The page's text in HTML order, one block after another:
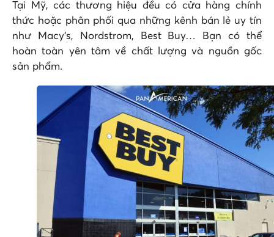
Tại Mỹ, các thương hiệu đều có cửa hàng chính
thức hoặc phân phối qua những kênh bán lẻ uy tín
như Macy’s, Nordstrom, Best Buy… Bạn có thể
hoàn toàn yên tâm về chất lượng và nguồn gốc
sản phẩm.